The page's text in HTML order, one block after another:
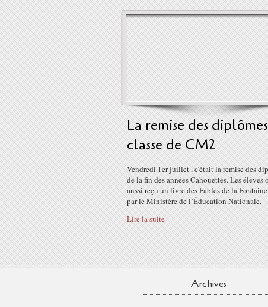
La remise des diplômes
classe de CM2
Vendredi 1er juillet , c'était la remise des
de la fin des années Cahouettes. Les élèves
aussi reçu un livre des Fables de la
par le Ministère de l’Éducation Nationale.
Lire la suite
Archives